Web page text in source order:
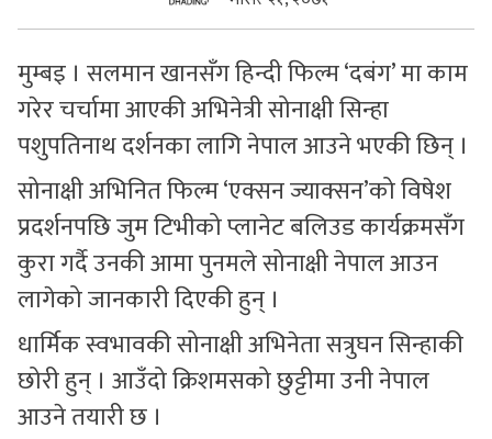
सुचनाहरु
स्वास्थ्य
भिडियो
मुम्बइ । सलमान खानसँग हिन्दी फिल्म ‘दबंग’ मा काम
गरेर चर्चामा आएकी अभिनेत्री सोनाक्षी सिन्हा
पशुपतिनाथ दर्शनका लागि नेपाल आउने भएकी छिन् ।
सोनाक्षी अभिनित फिल्म ‘एक्सन ज्याक्सन’को विषेश
प्रदर्शनपछि जुम टिभीको प्लानेट बलिउड कार्यक्रमसँग
कुरा गर्दै उनकी आमा पुनमले सोनाक्षी नेपाल आउन
लागेको जानकारी दिएकी हुन् ।
धार्मिक स्वभावकी सोनाक्षी अभिनेता सत्रुघन सिन्हाकी
छोरी हुन् । आउँदो क्रिशमसको छुट्टीमा उनी नेपाल
आउने तयारी छ ।